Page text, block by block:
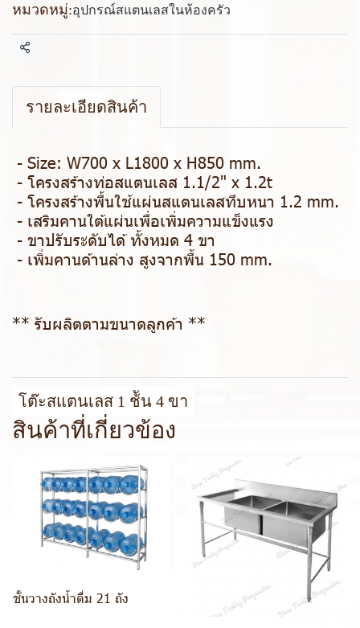
หมวดหมู่:อุปกรณ์สแตนเลสในห้องครัว
แชร์
รายละเอียดสินค้า
- Size: W700 x L1800 x H850 mm.
- โครงสร้างท่อสแตนเลส 1.1/2" x 1.2t
- โครงสร้างพื้นใช้แผ่นสแตนเลสทึบหนา 1.2 mm.
- เสริมคานใต้แผ่นเพื่อเพิ่มความแข็งแรง
- ขาปรับระดับได้ ทั้งหมด 4 ขา
- เพิ่มคานด้านล่าง สูงจากพื้น 150 mm.
** รับผลิตตามขนาดลูกค้า **
โต๊ะสแตนเลส 1 ช้ัน 4 ขา
สินค้าที่เกี่ยวข้อง
ชั้นวางถังน้ำดื่ม 21 ถัง